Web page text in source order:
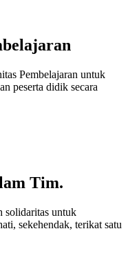
Pembelajaran untuk
peserta didik secara
Tim.
solidaritas untuk
sekehendak, terikat satu